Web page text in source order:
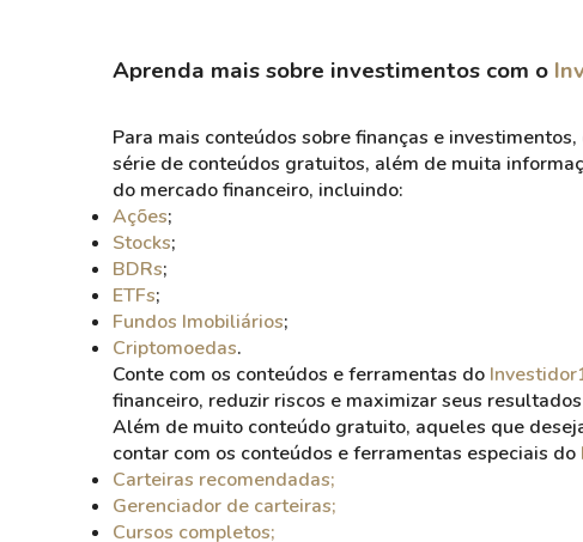
Aprenda mais sobre investimentos com o
Para mais conteúdos sobre finanças e investimentos,
série de conteúdos gratuitos, além de muita
do mercado financeiro, incluindo:
Ações;
Stocks;
BDRs;
ETFs;
Fundos Imobiliários;
Criptomoedas.
Conte com os conteúdos e ferramentas do
financeiro, reduzir riscos e maximizar seus
Além de muito conteúdo gratuito, aqueles que
contar com os conteúdos e ferramentas especiais do
Carteiras recomendadas;
Gerenciador de carteiras;
Cursos completos;